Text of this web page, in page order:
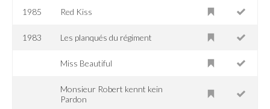
1985 Red Kiss
1983 Les planqués du régiment
Miss Beautiful
Monsieur Robert kennt kein
Pardon